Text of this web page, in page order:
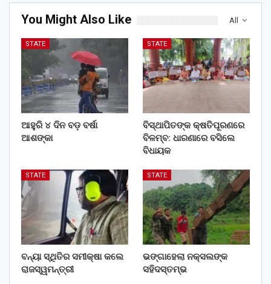
All
You Might Also Like
STATE
ଆହୁରି ୪ ଦିନ ବଡ଼ ବର୍ଷା
ଆଶଙ୍କା
STATE
ବିସ୍ଥାପିତଙ୍କ କ୍ଷତିପୂରଣରେ
ବିଳମ୍ବ: ଧାରଣାରେ ବସିଲେ
ବିଧାୟକ
STATE
ବନ୍ୟା ସ୍ଥିତିର ସମୀକ୍ଷା କଲେ
ରାଜସ୍ୱମନ୍ତ୍ରୀ
STATE
ଭଙ୍ଗାହେଲା ନକ୍ସଲଙ୍କ
ସହିଦସ୍ତମ୍ଭ